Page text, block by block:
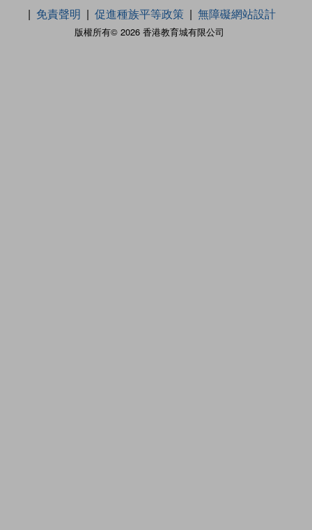
版權所有© 2026 香港教育城有限公司
免責聲明
促進種族平等政策 無障礙網站設計